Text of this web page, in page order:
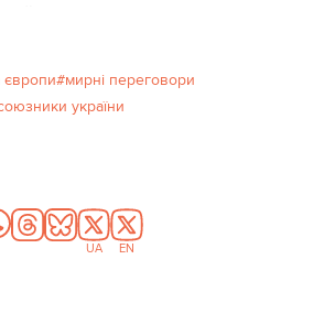
європи мирні переговори
україни
UA EN